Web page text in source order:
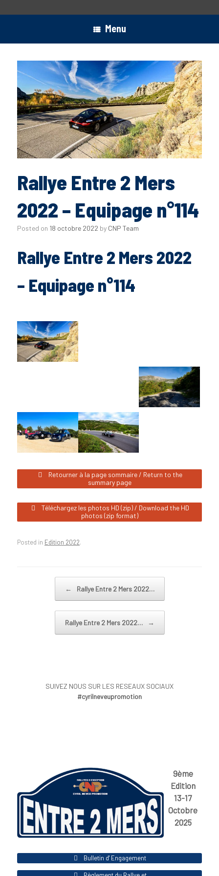
Menu
Rallye Entre 2 Mers
2022 – Equipage n°114
Posted on 18 octobre 2022 by CNP Team
Rallye Entre 2 Mers 2022
– Equipage n°114
Retourner à la page sommaire / Return to the
summary page
Téléchargez les photos HD (zip) / Download the HD
photos (zip format)
Posted in Edition 2022.
← Rallye Entre 2 Mers 2022…
Rallye Entre 2 Mers 2022… →
SUIVEZ NOUS SUR LES RESEAUX SOCIAUX
#cyrilneveupromotion
9ème
Edition
13-17
Octobre
2025
Bulletin d' Engagement